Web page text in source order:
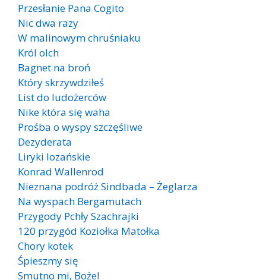
Przesłanie Pana Cogito
Nic dwa razy
W malinowym chruśniaku
Król olch
Bagnet na broń
Który skrzywdziłeś
List do ludożerców
Nike która się waha
Prośba o wyspy szczęśliwe
Dezyderata
Liryki lozańskie
Konrad Wallenrod
Nieznana podróż Sindbada – Żeglarza
Na wyspach Bergamutach
Przygody Pchły Szachrajki
120 przygód Koziołka Matołka
Chory kotek
Śpieszmy się
Smutno mi, Boże!